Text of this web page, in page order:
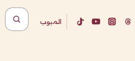
المبوب